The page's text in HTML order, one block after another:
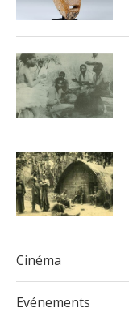
Cinéma
Evénements